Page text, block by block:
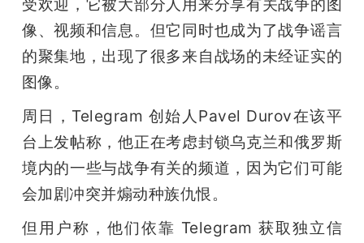
受欢迎，它被大部分人用来分享有关战争的图
像、视频和信息。但它同时也成为了战争谣言
的聚集地，出现了很多来自战场的未经证实的
图像。
周日，Telegram 创始人Pavel Durov在该平
台上发帖称，他正在考虑封锁乌克兰和俄罗斯
境内的一些与战争有关的频道，因为它们可能
会加剧冲突并煽动种族仇恨。
但用户称，他们依靠 Telegram 获取独立信